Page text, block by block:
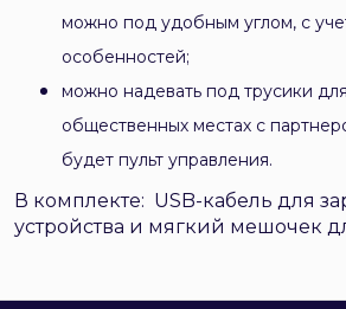
можно под удобным углом, с
особенностей;
можно надевать под трусики
общественных местах с
будет пульт управления.
В комплекте: USB-кабель для
устройства и мягкий мешочек